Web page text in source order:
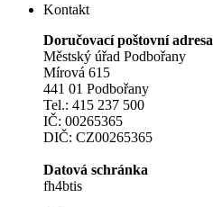
Kontakt
Doručovací poštovní adresa
Městský úřad Podbořany
Mírová 615
441 01 Podbořany
Tel.: 415 237 500
IČ: 00265365
DIČ: CZ00265365
Datová schránka
fh4btis